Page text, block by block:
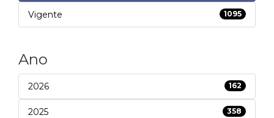
Vigente 1095
Ano
2026 162
2025 358